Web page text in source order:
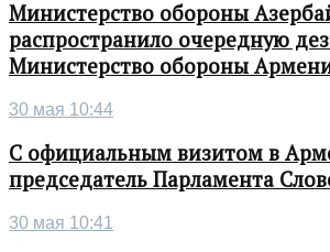
Министерство обороны
распространило очередную
Министерство обороны
30 мая 10:44
С официальным визитом в
председатель Парламента
30 мая 10:41